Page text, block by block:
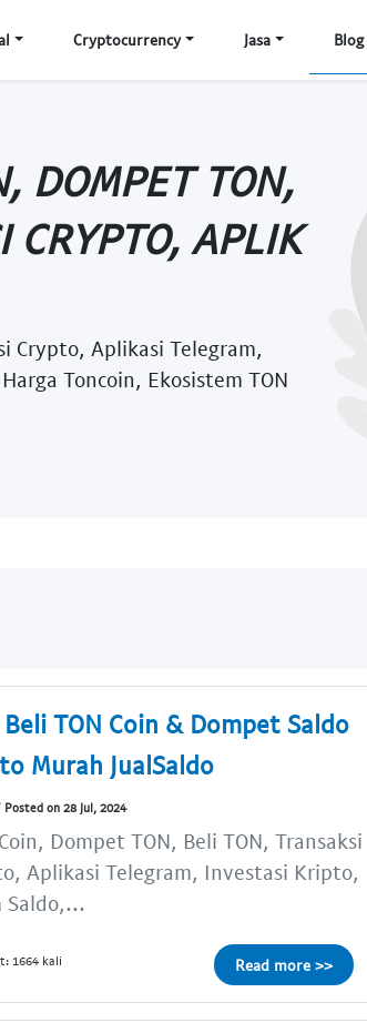
Cryptocurrency Jasa Blog
DOMPET TON,
CRYPTO, APLIK
Crypto, Aplikasi Telegram,
Toncoin, Ekosistem TON
Beli TON Coin & Dompet Saldo
Murah JualSaldo
Posted on 28 Jul, 2024
Dompet TON, Beli TON, Transaksi
Aplikasi Telegram, Investasi Kripto,
Saldo,...
1664 kali Read more >>